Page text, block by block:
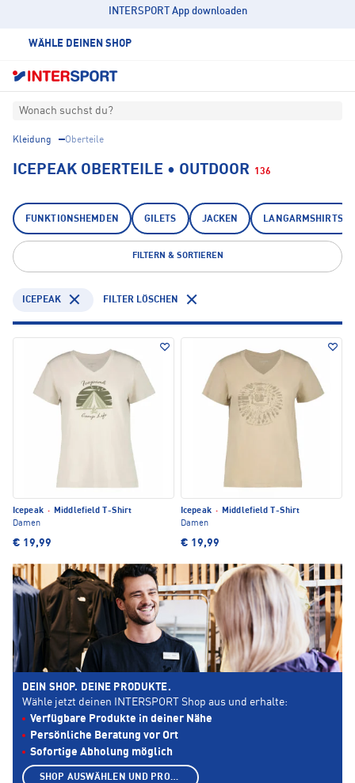
INTERSPORT App downloaden
WÄHLE DEINEN SHOP
Wonach suchst du?
Kleidung Oberteile
ICEPEAK OBERTEILE • OUTDOOR 136
FUNKTIONSHEMDEN GILETS JACKEN LANGARMSHIRTS
FILTERN & SORTIEREN
ICEPEAK FILTER LÖSCHEN
Icepeak ·
Middlefield T-Shirt
Damen
€ 19,99
Icepeak ·
Middlefield T-Shirt
Damen
€ 19,99
DEIN SHOP. DEINE PRODUKTE.
Wähle jetzt deinen INTERSPORT Shop aus und erhalte:
Verfügbare Produkte in deiner Nähe
Persönliche Beratung vor Ort
Sofortige Abholung möglich
SHOP AUSWÄHLEN UND PRODUKTE ANZEIGEN